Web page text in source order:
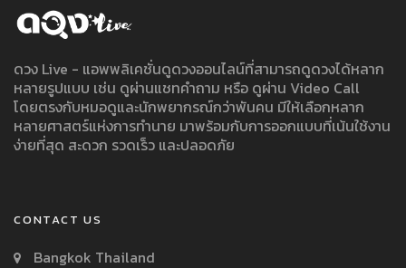
ดวง Live - แอพพลิเคชั่นดูดวงออนไลน์ที่สามารถดูดวงได้หลาก
หลายรูปแบบ เช่น ดูผ่านแชทคำถาม หรือ ดูผ่าน Video Call
โดยตรงกับหมอดูและนักพยากรณ์กว่าพันคน มีให้เลือกหลาก
หลายศาสตร์แห่งการทำนาย มาพร้อมกับการออกแบบที่เน้นใช้งาน
ง่ายที่สุด สะดวก รวดเร็ว และปลอดภัย
CONTACT US
Bangkok Thailand